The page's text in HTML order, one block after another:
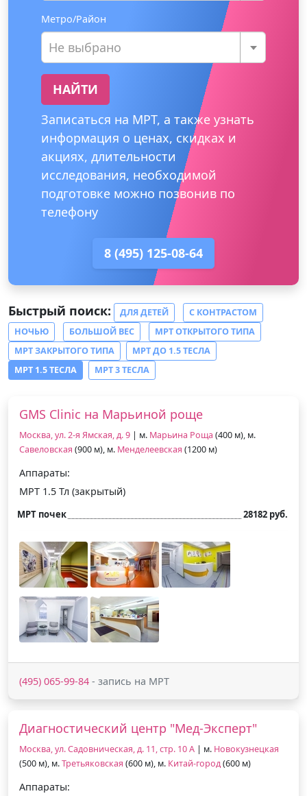
Метро/Район
Не выбрано
НАЙТИ
Записаться на МРТ, а также узнать
информация о ценах, скидках и
акциях, длительности
исследования, необходимой
подготовке можно позвонив по
телефону
8 (495) 125-08-64
Быстрый поиск: ДЛЯ ДЕТЕЙ
С КОНТРАСТОМ
НОЧЬЮ
БОЛЬШОЙ ВЕС
МРТ ОТКРЫТОГО ТИПА
МРТ ЗАКРЫТОГО ТИПА
МРТ ДО 1.5 ТЕСЛА
МРТ 1.5 ТЕСЛА
МРТ 3 ТЕСЛА
GMS Clinic на Марьиной роще
Москва, ул. 2-я Ямская, д. 9 | м. Марьина Роща (400 м), м.
Савеловская (900 м), м. Менделеевская (1200 м)
Аппараты:
МРТ 1.5 Тл (закрытый)
МРТ почек 28182 руб.
(495) 065-99-84 - запись на МРТ
Диагностический центр "Мед-Эксперт"
Москва, ул. Садовническая, д. 11, стр. 10 А | м. Новокузнецкая
(500 м), м.Третьяковская (600 м), м. Китай-город(600 м)
Аппараты: